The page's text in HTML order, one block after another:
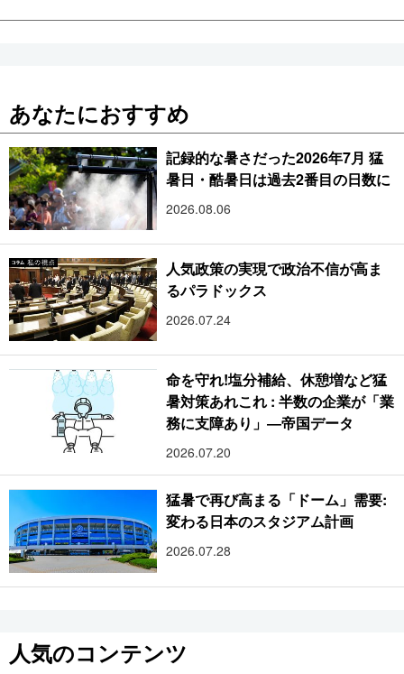
あなたにおすすめ
記録的な暑さだった2026年7月 猛
暑日・酷暑日は過去2番目の日数に
2026.08.06
人気政策の実現で政治不信が高ま
るパラドックス
2026.07.24
命を守れ!塩分補給、休憩増など猛
暑対策あれこれ : 半数の企業が「業
務に支障あり」―帝国データ
2026.07.20
猛暑で再び高まる「ドーム」需要:
変わる日本のスタジアム計画
2026.07.28
人気のコンテンツ